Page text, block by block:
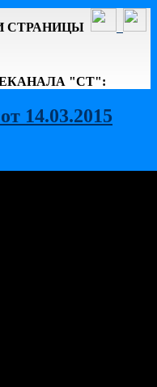
СТРАНИЦЫ
"СТ":
14.03.2015